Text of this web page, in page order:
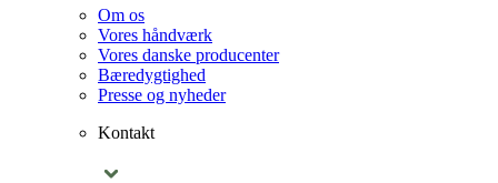
Om os
Vores håndværk
Vores danske producenter
Bæredygtighed
Presse og nyheder
Kontakt